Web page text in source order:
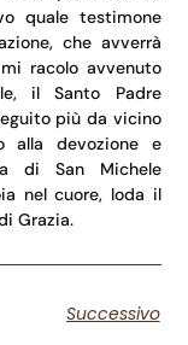
quale testimone
che avverrà
racolo avvenuto
il Santo Padre
più da vicino
alla devozione e
di San Michele
nel cuore, loda il
Grazia.
Successivo